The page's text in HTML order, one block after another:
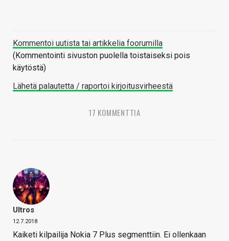
Kommentoi uutista tai artikkelia foorumilla
(Kommentointi sivuston puolella toistaiseksi pois
käytöstä)
Lähetä palautetta / raportoi kirjoitusvirheestä
17 KOMMENTTIA
Ultros
12.7.2018
Kaiketi kilpailija Nokia 7 Plus segmenttiin. Ei ollenkaan